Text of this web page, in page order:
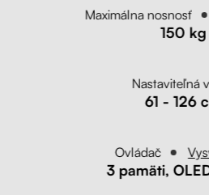
Maximálna nosnosť
150 kg
Nastaviteľná
61 - 126
Ovládač
3 pamäti,